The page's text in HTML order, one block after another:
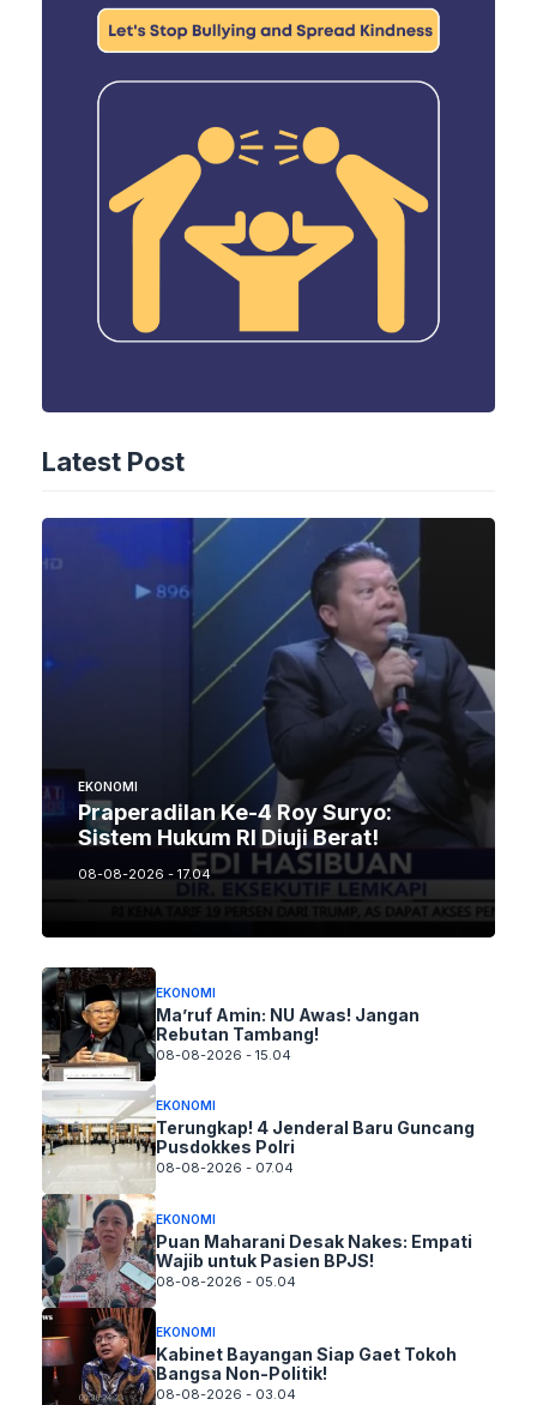
Latest Post
EKONOMI
Praperadilan Ke-4 Roy Suryo:
Sistem Hukum RI Diuji Berat!
08-08-2026 - 17.04
EKONOMI
Ma’ruf Amin: NU Awas! Jangan
Rebutan Tambang!
08-08-2026 - 15.04
EKONOMI
Terungkap! 4 Jenderal Baru Guncang
Pusdokkes Polri
08-08-2026 - 07.04
EKONOMI
Puan Maharani Desak Nakes: Empati
Wajib untuk Pasien BPJS!
08-08-2026 - 05.04
EKONOMI
Kabinet Bayangan Siap Gaet Tokoh
Bangsa Non-Politik!
08-08-2026 - 03.04